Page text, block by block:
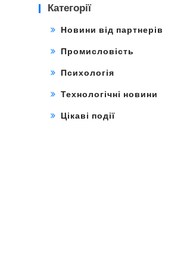
Категорії
Новини від партнерів
Промисловість
Психологія
Технологічні новини
Цікаві події